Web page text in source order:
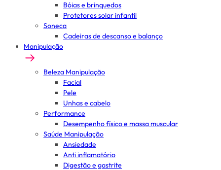
Bóias e brinquedos
Protetores solar infantil
Soneca
Cadeiras de descanso e balanço
Manipulação
Beleza Manipulação
Facial
Pele
Unhas e cabelo
Performance
Desempenho físico e massa muscular
Saúde Manipulação
Ansiedade
Anti inflamatório
Digestão e gastrite